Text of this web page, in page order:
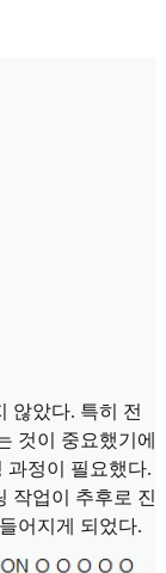
않았다. 특히 전
것이 중요했기에
과정이 필요했다.
작업이 추후로 진
어지게 되었다.